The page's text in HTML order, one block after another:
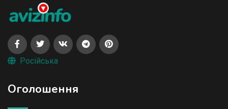
Російська
Оголошення